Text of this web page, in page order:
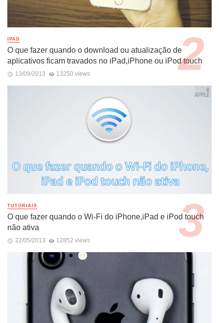
IPAD
O que fazer quando o download ou atualização de
aplicativos ficam travados no iPad,iPhone ou iPod touch
13/09/2013 13250 views
TUTORIAIS
O que fazer quando o Wi-Fi do iPhone,iPad e iPod touch
não ativa
22/05/2013 12852 views